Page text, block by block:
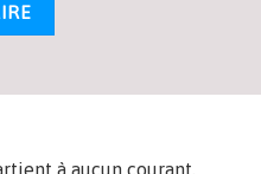
à aucun courant,